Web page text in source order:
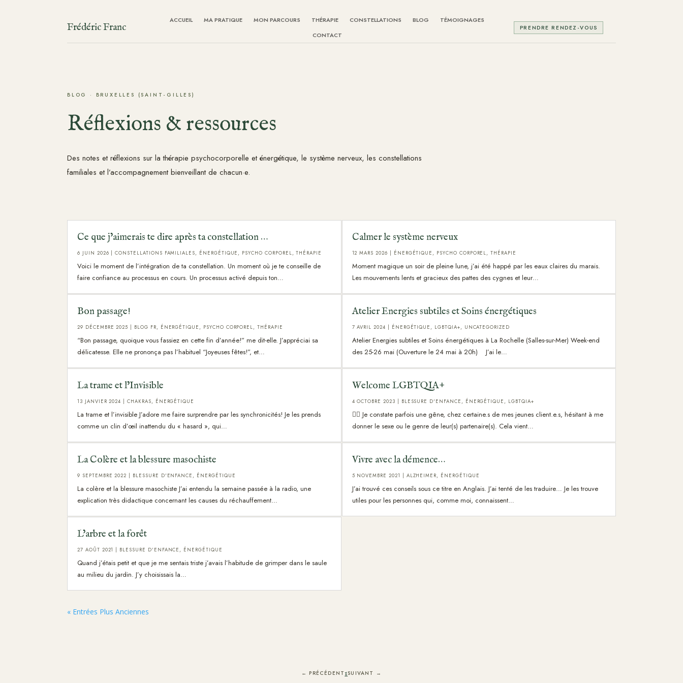
Frédéric Franc
ACCUEIL MA PRATIQUE MON PARCOURS THÉRAPIE CONSTELLATIONS BLOG
TÉMOIGNAGES
CONTACT
PRENDRE RENDEZ-VOUS
BLOG · BRUXELLES (SAINT-GILLES)
Réflexions & ressources
Des notes et réflexions sur la thérapie psychocorporelle et énergétique, le système nerveux, les constellations
familiales et l’accompagnement bienveillant de chacun·e.
Ce que j’aimerais te dire après ta constellation …
6 JUIN 2026 |CONSTELLATIONS FAMILIALES, ÉNERGÉTIQUE , PSYCHO CORPOREL,THÉRAPIE
Voici le moment de l’intégration de ta constellation. Un moment où je te conseille de
faire confiance au processus en cours. Un processus activé depuis ton…
Calmer le système nerveux
12 MARS 2026 ÉNERGÉTIQUE , PSYCHO CORPOREL,THÉRAPIE
Moment magique un soir de pleine lune, j’ai été happé par les eaux claires du marais.
Les mouvements lents et gracieux des pattes des cygnes et leur…
Bon passage!
29 DÉCEMBRE 2025 BLOG FR, ÉNERGÉTIQUE , PSYCHO CORPOREL,THÉRAPIE
“Bon passage, quoique vous fassiez en cette fin d’année!” me dit-elle. J’appréciai sa
délicatesse. Elle ne prononça pas l’habituel “Joyeuses fêtes!”, et…
Atelier Energies subtiles et Soins énergétiques
7 AVRIL 2024 ÉNERGÉTIQUE , LGBTQIA+, UNCATEGORIZED
Atelier Energies subtiles et Soins énergétiques à La Rochelle (Salles-sur-Mer) Week-end
des 25-26 mai (Ouverture le 24 mai à 20h) J’ai le…
La trame et l’Invisible
13 JANVIER 2024 |CHAKRAS, ÉNERGÉTIQUE
La trame et l’invisible J’adore me faire surprendre par les synchronicités! Je les prends
comme un clin d’œil inattendu du « hasard », qui…
Welcome LGBTQIA+
4 OCTOBRE 2023 BLESSURE D'ENFANCE , ÉNERGÉTIQUE , LGBTQIA+
🏳️‍🌈 Je constate parfois une gêne, chez certaine.s de mes jeunes client.e.s, hésitant à me
donner le sexe ou le genre de leur(s) partenaire(s). Cela vient…
La Colère et la blessure masochiste
9 SEPTEMBRE 2022 BLESSURE D'ENFANCE , ÉNERGÉTIQUE
La colère et la blessure masochiste J’ai entendu la semaine passée à la radio, une
explication très didactique concernant les causes du réchauffement…
Vivre avec la démence…
5 NOVEMBRE 2021 ALZHEIMER, ÉNERGÉTIQUE
J’ai trouvé ces conseils sous ce titre en Anglais. J’ai tenté de les traduire… Je les trouve
utiles pour les personnes qui, comme moi, connaissent…
L’arbre et la forêt
27 AOÛT 2021 BLESSURE D'ENFANCE , ÉNERGÉTIQUE
Quand j’étais petit et que je me sentais triste j’avais l’habitude de grimper dans le saule
au milieu du jardin. J’y choisissais la…
« Entrées Plus Anciennes
← PRÉCÉDENT 1SUIVANT →